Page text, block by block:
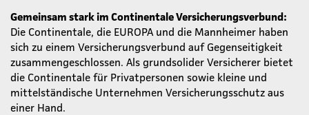
Gemeinsam stark im Continentale Versicherungsverbund:
Die Continentale, die EUROPA und die Mannheimer haben
sich zu einem Versicherungsverbund auf Gegenseitigkeit
zusammengeschlossen. Als grundsolider Versicherer bietet
die Continentale für Privatpersonen sowie kleine und
mittelständische Unternehmen Versicherungsschutz aus
einer Hand.